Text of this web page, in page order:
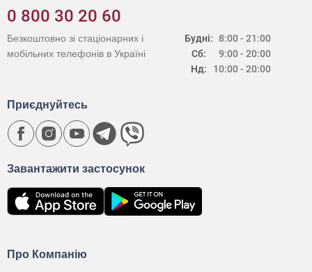
0 800 30 20 60
Будні:
Сб:
Нд:
8:00 - 21:00
9:00 - 20:00
10:00 - 20:00
Безкоштовно зі стаціонарних і
мобільних телефонів в Україні
Про Компанію
Завантажити застосунок
Приєднуйтесь